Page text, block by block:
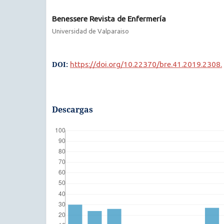
Benessere Revista de Enfermería
Universidad de Valparaiso
DOI: https://doi.org/10.22370/bre.41.2019.2308.
Descargas